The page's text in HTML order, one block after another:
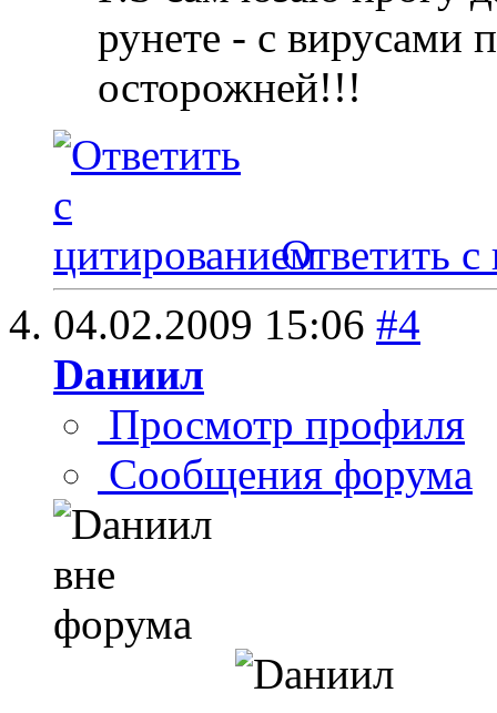
рунете - с
осторожней!!!
Ответить с
04.02.2009 15:06 #4
Dаниил
Просмотр профиля
Сообщения форума